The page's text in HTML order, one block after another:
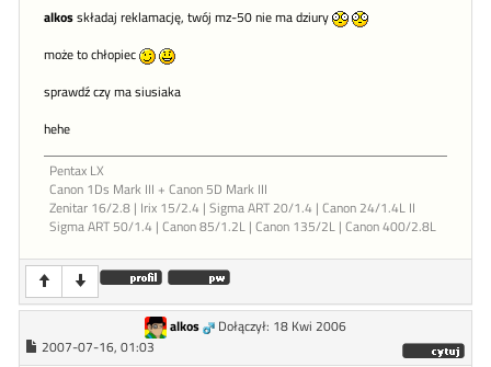
alkosskładaj reklamację, twój mz-50 nie ma dziury
może to chłopiec
sprawdź czy ma siusiaka
hehe
Pentax LX
Canon 1Ds Mark III + Canon 5D Mark III
Zenitar 16/2.8 | Irix 15/2.4 | Sigma ART 20/1.4 | Canon 24/1.4L II
Sigma ART 50/1.4 | Canon 85/1.2L | Canon 135/2L | Canon 400/2.8L
alkos
Dołączył: 18 Kwi 2006
2007-07-16, 01:03